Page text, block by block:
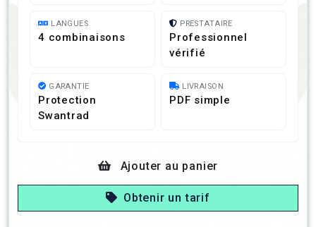
LANGUES
4 combinaisons
PRESTATAIRE
Professionnel
vérifié
GARANTIE
Protection
Swantrad
LIVRAISON
PDF simple
Ajouter au panier
Obtenir un tarif